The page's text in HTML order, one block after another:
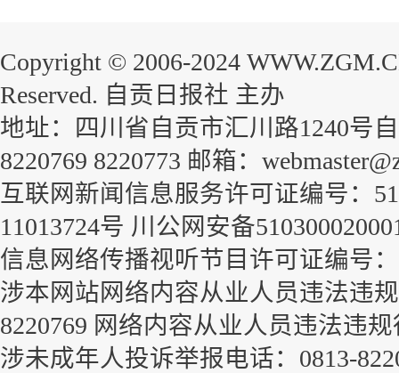
Copyright © 2006-2024
Reserved. 自贡日报社 主办
地址：四川省自贡市汇川路1240号
8220769 8220773 邮箱：
互联网新闻信息服务许可证编号：
11013724号 川公网安备
信息网络传播视听节目许可证编号：
涉本网站网络内容从业人员违法违
8220769 网络内容从业人员违法违
涉未成年人投诉举报电话：0813-